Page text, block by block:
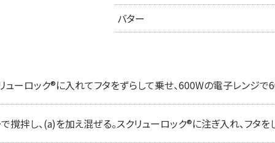
バター
ューロック®︎に入れてフタをずらして乗せ、600Wの電子レンジで
拌し、(a)を加え混ぜる。スクリューロック®︎に注ぎ入れ、フタを